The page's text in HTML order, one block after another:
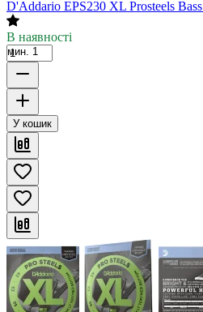
D'Addario EPS230 XL Prosteels
В наявності
мин. 1
У кошик